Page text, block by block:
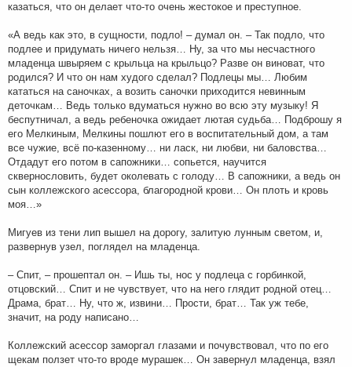
казаться, что он делает что-то очень жестокое и преступное.
«А ведь как это, в сущности, подло! – думал он. – Так подло, что
подлее и придумать ничего нельзя… Ну, за что мы несчастного
младенца швыряем с крыльца на крыльцо? Разве он виноват, что
родился? И что он нам худого сделал? Подлецы мы… Любим
кататься на саночках, а возить саночки приходится невинным
деточкам… Ведь только вдуматься нужно во всю эту музыку! Я
беспутничал, а ведь ребеночка ожидает лютая судьба… Подброшу я
его Мелкиным, Мелкины пошлют его в воспитательный дом, а там
все чужие, всё по-казенному… ни ласк, ни любви, ни баловства…
Отдадут его потом в сапожники… сопьется, научится
сквернословить, будет околевать с голоду… В сапожники, а ведь он
сын коллежского асессора, благородной крови… Он плоть и кровь
моя…»
Мигуев из тени лип вышел на дорогу, залитую лунным светом, и,
развернув узел, поглядел на младенца.
– Спит, – прошептал он. – Ишь ты, нос у подлеца с горбинкой,
отцовский… Спит и не чувствует, что на него глядит родной отец…
Драма, брат… Ну, что ж, извини… Прости, брат… Так уж тебе,
значит, на роду написано…
Коллежский асессор заморгал глазами и почувствовал, что по его
щекам ползет что-то вроде мурашек… Он завернул младенца, взял